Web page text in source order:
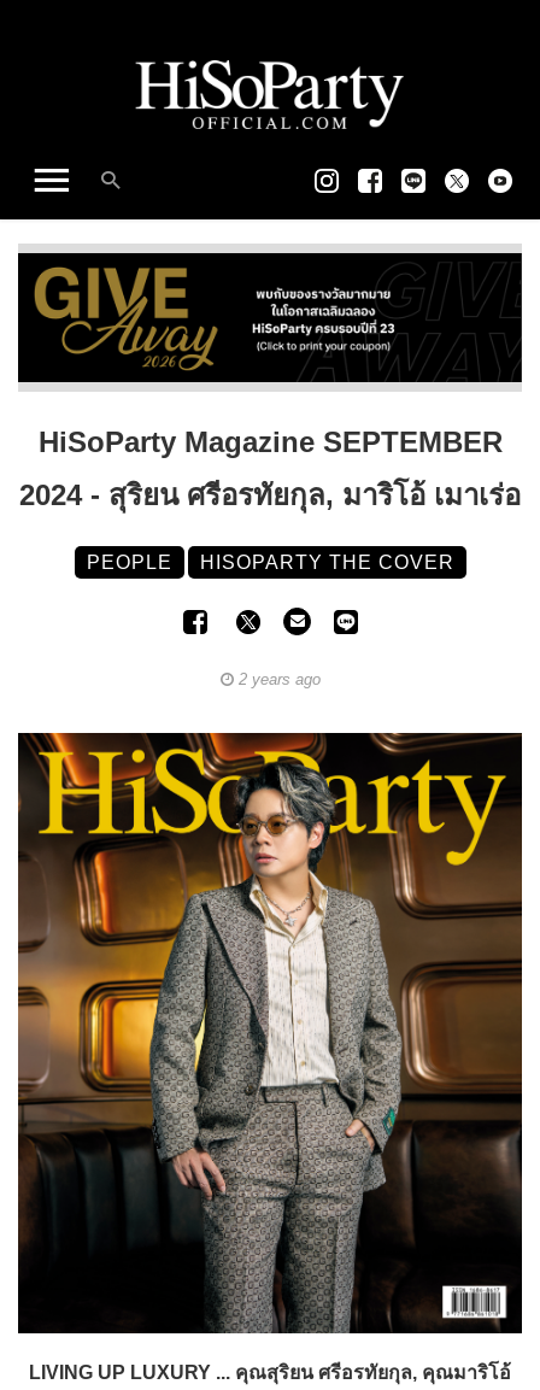
HiSoParty Magazine SEPTEMBER
2024 - สุริยน ศรีอรทัยกุล, มาริโอ้ เมาเร่อ
PEOPLE HISOPARTY THE COVER
2 years ago
LIVING UP LUXURY ... คุณสุริยน ศรีอรทัยกุล, คุณมาริโอ้